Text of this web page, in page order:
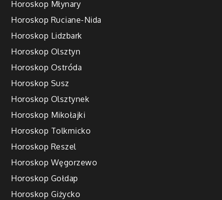
Horoskop Młynary
Horoskop Ruciane-Nida
Horoskop Lidzbark
Horoskop Olsztyn
Horoskop Ostróda
Horoskop Susz
Horoskop Olsztynek
Horoskop Mikołajki
Horoskop Tolkmicko
Horoskop Reszel
Horoskop Węgorzewo
Horoskop Gołdap
Horoskop Giżycko